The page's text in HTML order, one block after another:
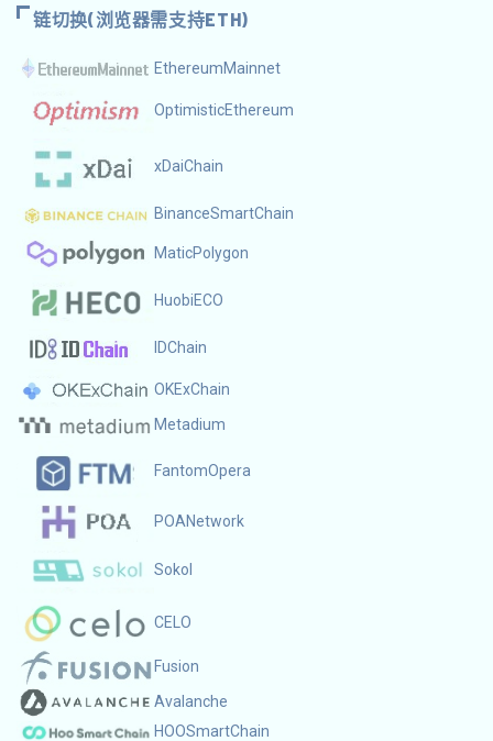
链切换(浏览器需支持ETH)
EthereumMainnet
OptimisticEthereum
xDaiChain
BinanceSmartChain
MaticPolygon
HuobiECO
IDChain
OKExChain
Metadium
FantomOpera
POANetwork
Sokol
CELO
Fusion
Avalanche
HOOSmartChain